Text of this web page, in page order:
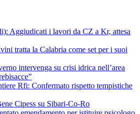
Aggiudicati i lavori da CZ a Kr, attesa
tratta la Calabria come set per i suoi
intervenga su crisi idrica nell’area
Rfi: Confermato rispetto tempistiche
Cipess su Sibari-Co-Ro